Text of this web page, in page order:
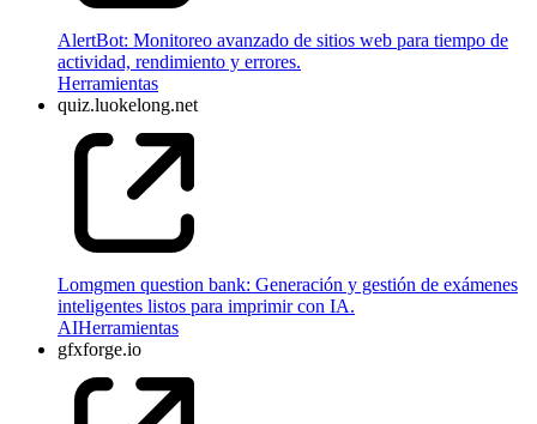
AlertBot: Monitoreo avanzado de sitios web para tiempo de
actividad, rendimiento y errores.
Herramientas
quiz.luokelong.net
Lomgmen question bank: Generación y gestión de exámenes
inteligentes listos para imprimir con IA.
AIHerramientas
gfxforge.io